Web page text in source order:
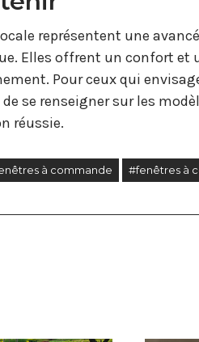
représentent une
Elles offrent un confort et
Pour ceux qui
se renseigner sur les
réussie.
à commande #fenêtres à